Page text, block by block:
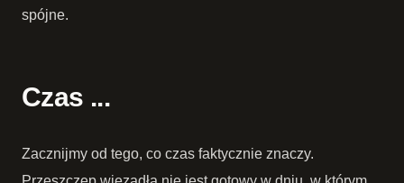
spójne.
Czas ...
Zacznijmy od tego, co czas faktycznie znaczy.